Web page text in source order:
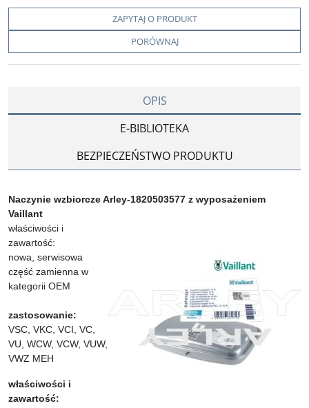
ZAPYTAJ O PRODUKT
PORÓWNAJ
OPIS
E-BIBLIOTEKA
BEZPIECZEŃSTWO PRODUKTU
Naczynie wzbiorcze Arley-1820503577 z wyposażeniem
Vaillant
właściwości i
zawartość:
nowa, serwisowa
część zamienna w
kategorii OEM
zastosowanie:
VSC, VKC, VCI, VC,
VU, WCW, VCW, VUW,
VWZ MEH
właściwości i
zawartość: